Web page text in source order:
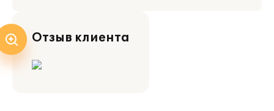
Отзыв клиента